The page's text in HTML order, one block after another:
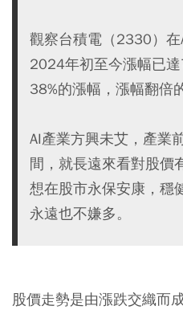
觀察台積電（2330）在
2024年初至今漲幅已
38%的漲幅，漲幅翻倍
AI產業方興未艾，產業
間，就長遠來看對股價
想在股市永保安康，穩
永遠也不嫌多。
股價走勢是由漲跌交織而